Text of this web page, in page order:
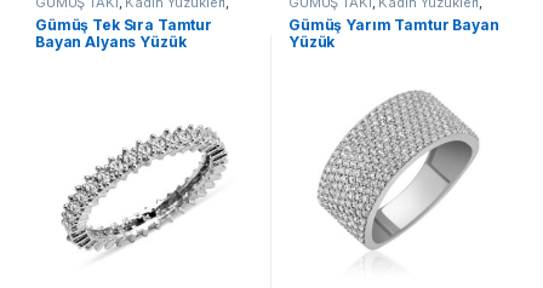
Tamtur Yüzükler
Gümüş Tek Sıra Tamtur
Bayan Alyans Yüzük
Tamtur Yüzükler
Gümüş Yarım Tamtur Bayan
Yüzük